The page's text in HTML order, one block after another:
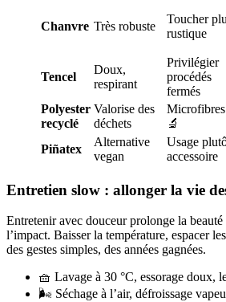
Chanvre Très robuste
Toucher
rustique
Tencel
Doux,
respirant
Privilégier
procédés
fermés
Polyester
recyclé
Valorise des
déchets
Microfibres
🔬
Piñatex
Alternative
vegan
Usage
accessoire
Entretien slow : allonger la vie
Entretenir avec douceur prolonge la
l’impact. Baisser la température, espacer
des gestes simples, des années gagnées.
🧺 Lavage à 30 °C, essorage doux,
🌬️ Séchage à l’air, défroissage